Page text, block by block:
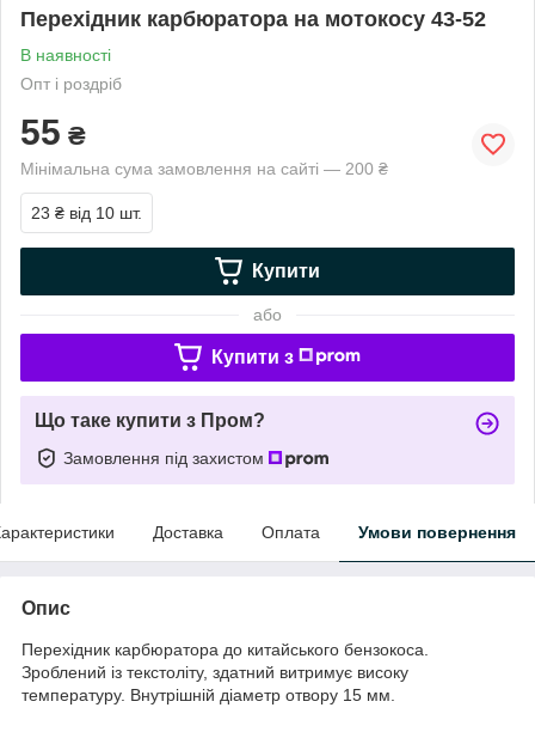
Перехідник карбюратора на мотокосу 43-52
В наявності
Опт і роздріб
55 ₴
Мінімальна сума замовлення на сайті — 200 ₴
23 ₴ від 10 шт.
Купити
або
Купити з
Що таке купити з Пром?
Замовлення під захистом
Доставка Оплата Умови повернення
Опис
Перехідник карбюратора до китайського бензокоса.
Зроблений із текстоліту, здатний витримує високу
температуру. Внутрішній діаметр отвору 15 мм.